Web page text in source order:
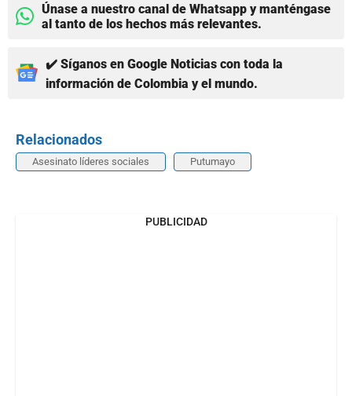
Únase a nuestro canal de Whatsapp y manténgase
al tanto de los hechos más relevantes.
✔️ Síganos en Google Noticias con toda la
información de Colombia y el mundo.
Relacionados
Asesinato líderes sociales Putumayo
PUBLICIDAD